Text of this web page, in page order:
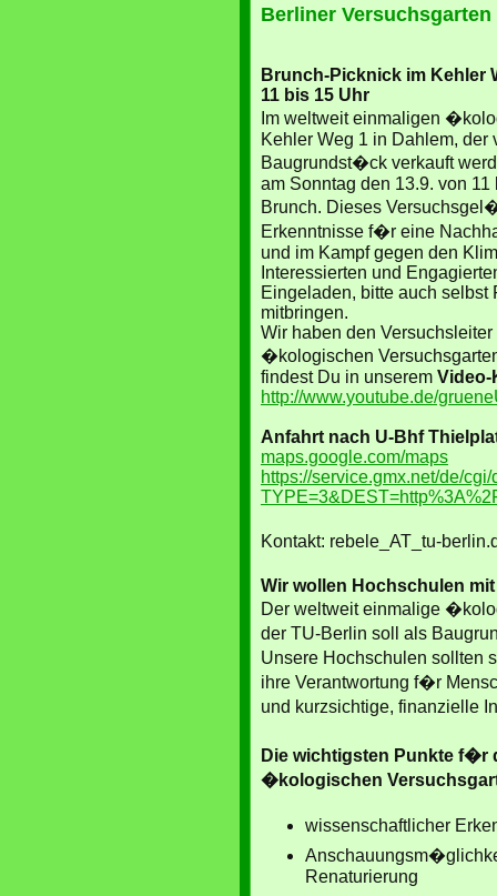
Berliner Versuchsgarten
Brunch-Picknick im Kehler
11 bis 15 Uhr
Im weltweit einmaligen
Kehler Weg 1 in Dahlem, der
Baugrundst�ck verkauft
am Sonntag den 13.9. von
Brunch. Dieses
Erkenntnisse f�r eine
und im Kampf gegen den
Interessierten und
Eingeladen, bitte auch selbst
mitbringen.
Wir haben den
�kologischen
findest Du in unserem Video-
http://www.youtube.de/
Anfahrt nach U-Bhf
maps.google.com/maps
https://service.gmx.net/de/cgi/
Kontakt: rebele_AT_tu-
Wir wollen Hochschulen
Der weltweit einmalige
der TU-Berlin soll als
Unsere Hochschulen sollten
ihre Verantwortung f�r
und kurzsichtige, finanzielle
Die wichtigsten Punkte f�r
�kologischen
wissenschaftlicher
Renaturierung